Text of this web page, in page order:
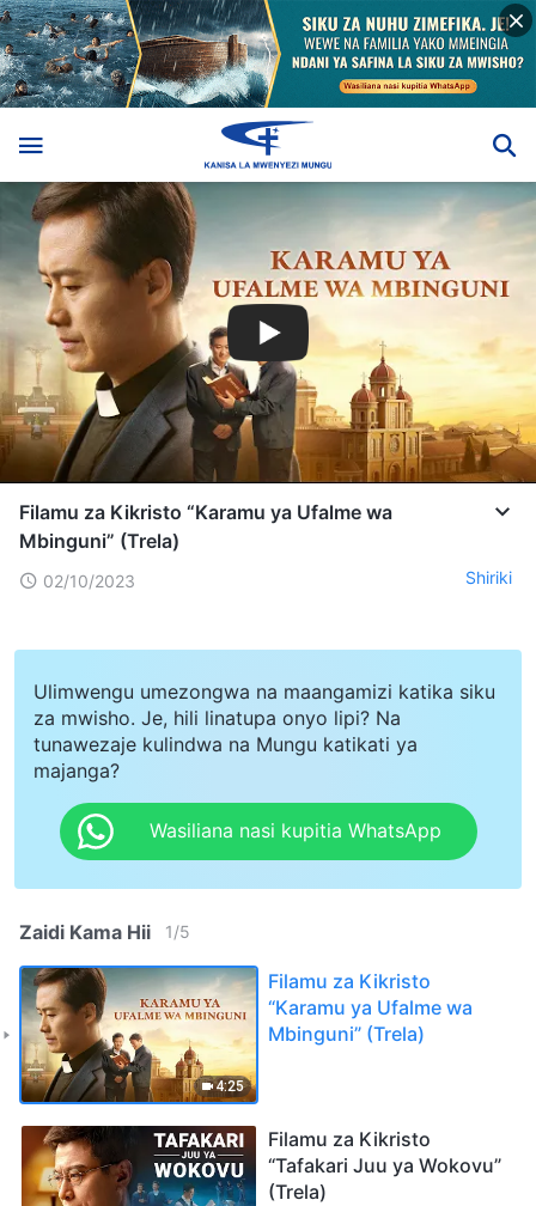
Filamu za Kikristo “Karamu ya Ufalme wa
Mbinguni” (Trela)
02/10/2023 Shiriki
Ulimwengu umezongwa na maangamizi katika siku
za mwisho. Je, hili linatupa onyo lipi? Na
tunawezaje kulindwa na Mungu katikati ya
majanga?
Wasiliana nasi kupitia WhatsApp
Zaidi Kama Hii 1/5
4:25
Filamu za Kikristo
“Karamu ya Ufalme wa
Mbinguni” (Trela)
Filamu za Kikristo
“Tafakari Juu ya Wokovu”
(Trela)